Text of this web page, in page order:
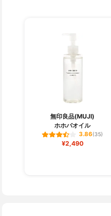
無印良品(MUJI)
ホホバオイル
3.86(35)
¥2,490